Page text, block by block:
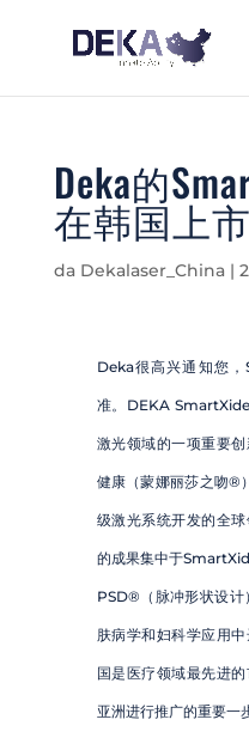
Deka的
在韩国上市
da Dekalaser_China |
Deka很高兴通知您
准。DEKA
激光领域的一项重要
健康（蒙娜丽莎之吻®
级激光系统开发的全
的成果集中于
PSD®（脉冲形状设计
肤病学和妇科学应用
国是医疗领域最先进
亚洲进行推广的重要一